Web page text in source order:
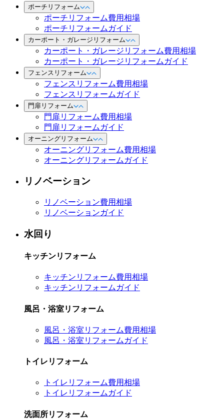
ポーチリフォーム
ポーチリフォーム費用相場
ポーチリフォームガイド
カーポート・ガレージリフォーム
カーポート・ガレージリフォーム費用相場
カーポート・ガレージリフォームガイド
フェンスリフォーム
フェンスリフォーム費用相場
フェンスリフォームガイド
門扉リフォーム
門扉リフォーム費用相場
門扉リフォームガイド
オーニングリフォーム
オーニングリフォーム費用相場
オーニングリフォームガイド
リノベーション
リノベーション費用相場
リノベーションガイド
水回り
キッチンリフォーム
キッチンリフォーム費用相場
キッチンリフォームガイド
風呂・浴室リフォーム
風呂・浴室リフォーム費用相場
風呂・浴室リフォームガイド
トイレリフォーム
トイレリフォーム費用相場
トイレリフォームガイド
洗面所リフォーム